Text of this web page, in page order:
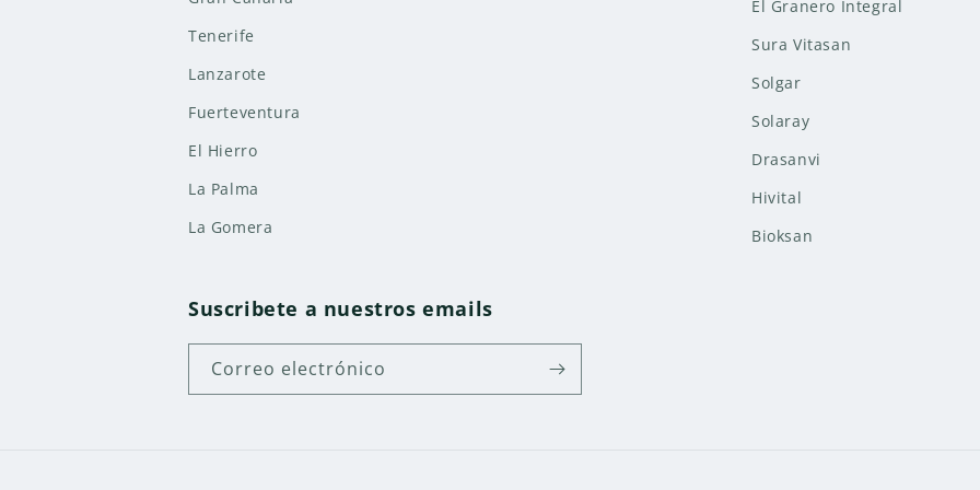
Tenerife
Lanzarote
Fuerteventura
El Hierro
La Palma
La Gomera
El Granero Integral
Sura Vitasan
Solgar
Solaray
Drasanvi
Hivital
Bioksan
Suscribete a nuestros emails
Correo electrónico